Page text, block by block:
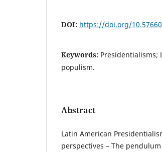
DOI: https://doi.org/
Keywords: Presidentialisms;
populism.
Abstract
Latin American
perspectives – The